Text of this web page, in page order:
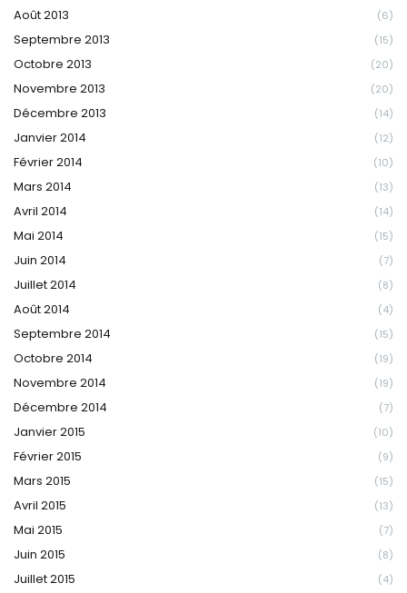
Août 2013 (6)
Septembre 2013 (15)
Octobre 2013 (20)
Novembre 2013 (20)
Décembre 2013 (14)
Janvier 2014 (12)
Février 2014 (10)
Mars 2014 (13)
Avril 2014 (14)
Mai 2014 (15)
Juin 2014 (7)
Juillet 2014 (8)
Août 2014 (4)
Septembre 2014 (15)
Octobre 2014 (19)
Novembre 2014 (19)
Décembre 2014 (7)
Janvier 2015 (10)
Février 2015 (9)
Mars 2015 (15)
Avril 2015 (13)
Mai 2015 (7)
Juin 2015 (8)
Juillet 2015 (4)